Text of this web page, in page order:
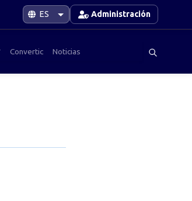
Administración
Convertic Noticias